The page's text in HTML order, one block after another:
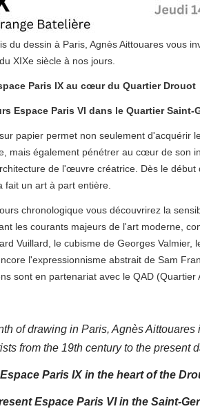
du dessin à Paris, Agnès Aittouares vous
XIXe siècle à nos jours.
Paris IX au cœur du Quartier Drouot
Espace Paris VI dans le Quartier Saint-
papier permet non seulement d'acquérir
mais également pénétrer au cœur de son
de l'œuvre créatrice. Dès le
fait un art à part entière.
chronologique vous découvrirez la
les courants majeurs de l'art moderne,
Vuillard, le cubisme de Georges
l'expressionnisme abstrait de Sam
sont en partenariat avec le QAD
of drawing in Paris, Agnès
from the 19th century to the present
Paris IX in the heart of the
Espace Paris VI in the Saint-